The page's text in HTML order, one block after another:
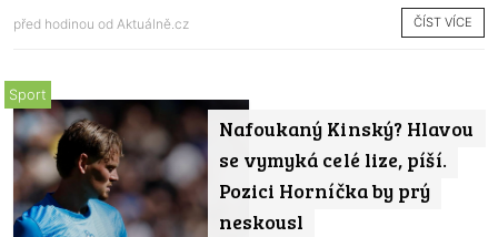
před hodinou od Aktuálně.cz ČÍST VÍCE
Nafoukaný Kinský? Hlavou
se vymyká celé lize, píší.
Pozici Horníčka by prý
neskousl
Sport